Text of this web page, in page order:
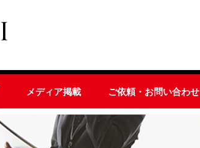
メディア掲載 ご依頼・お問い合わせ